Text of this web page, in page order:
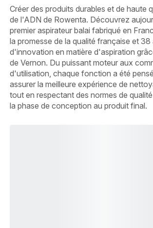
Créer des produits durables et de haute
de l'ADN de Rowenta. Découvrez
premier aspirateur balai fabriqué en
la promesse de la qualité française et 38
d'innovation en matière d'aspiration
de Vernon. Du puissant moteur aux
d'utilisation, chaque fonction a été
assurer la meilleure expérience de
tout en respectant des normes de
la phase de conception au produit final.